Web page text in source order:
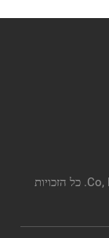
זכויות יוצרים © 2025 וונצ'ו Shengtai מכונות Co, Ltd. כל הזכויות